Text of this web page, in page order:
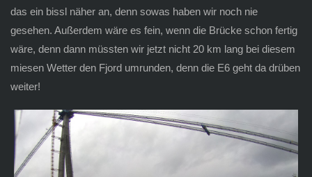
das ein bissl näher an, denn sowas haben wir noch nie
gesehen. Außerdem wäre es fein, wenn die Brücke schon fertig
wäre, denn dann müssten wir jetzt nicht 20 km lang bei diesem
miesen Wetter den Fjord umrunden, denn die E6 geht da drüben
weiter!